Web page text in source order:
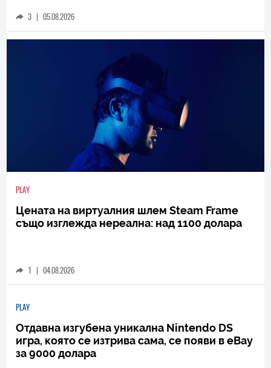
3 | 05.08.2026
PLAY
Цената на виртуалния шлем Steam Frame
също изглежда нереална: над 1100 долара
1 | 04.08.2026
PLAY
Отдавна изгубена уникална Nintendo DS
игра, която се изтрива сама, се появи в eBay
за 9000 долара